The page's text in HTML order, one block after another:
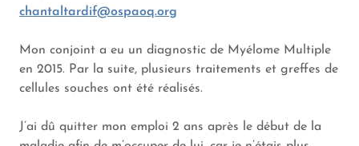
chantaltardif@ospaoq.org
Mon conjoint a eu un diagnostic de Myélome Multiple
en 2015. Par la suite, plusieurs traitements et greffes de
cellules souches ont été réalisés.
J’ai dû quitter mon emploi 2 ans après le début de la